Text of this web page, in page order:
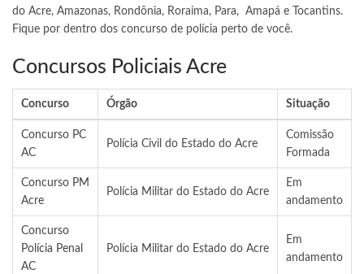
do Acre, Amazonas, Rondônia, Roraima, Para, Amapá e Tocantins.
Fique por dentro dos concurso de polícia perto de você.
Concursos Policiais Acre
Concurso Órgão Situação
Concurso PC
AC
Polícia Civil do Estado do Acre
Comissão
Formada
Concurso PM
Acre
Polícia Militar do Estado do Acre
Em
andamento
Concurso
Polícia Penal
AC
Polícia Militar do Estado do Acre
Em
andamento